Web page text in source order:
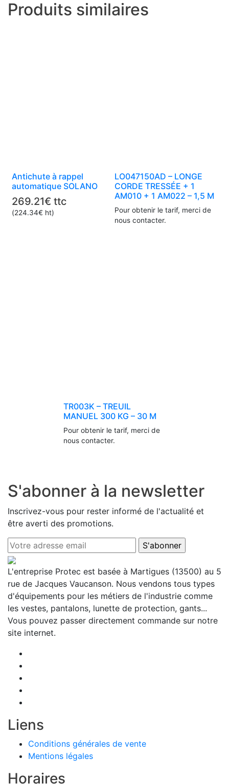
Produits similaires
Antichute à rappel
automatique SOLANO
269.21€ ttc
(224.34€ ht)
LO047150AD – LONGE
CORDE TRESSÉE + 1
AM010 + 1 AM022 – 1,5 M
Pour obtenir le tarif, merci de
nous contacter.
TR003K – TREUIL
MANUEL 300 KG – 30 M
Pour obtenir le tarif, merci de
nous contacter.
S'abonner à la newsletter
Inscrivez-vous pour rester informé de l'actualité et
être averti des promotions.
L'entreprise Protec est basée à Martigues (13500) au 5
rue de Jacques Vaucanson. Nous vendons tous types
d'équipements pour les métiers de l'industrie comme
les vestes, pantalons, lunette de protection, gants...
Vous pouvez passer directement commande sur notre
site internet.
Liens
Conditions générales de vente
Mentions légales
Horaires